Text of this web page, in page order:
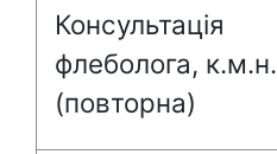
Консультація
флеболога, к.м.н.
(повторна)